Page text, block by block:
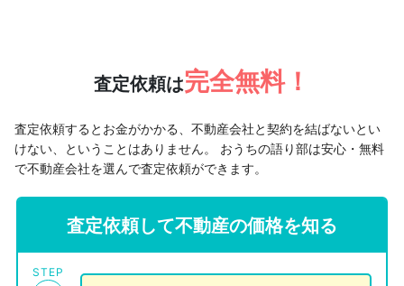
査定依頼は完全無料！
査定依頼するとお金がかかる、不動産会社と契約を結ばないとい
けない、ということはありません。 おうちの語り部は安心・無料
で不動産会社を選んで査定依頼ができます。
査定依頼して不動産の価格を知る
STEP